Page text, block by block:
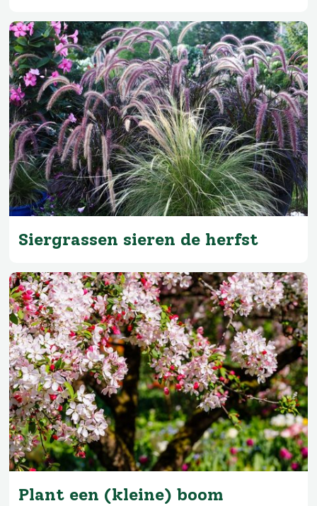
Siergrassen sieren de herfst
Plant een (kleine) boom